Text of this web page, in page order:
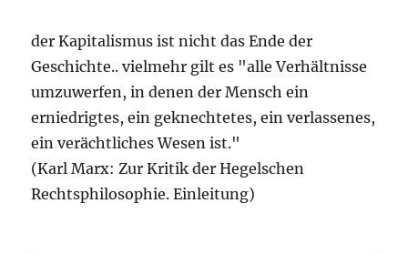
der Kapitalismus ist nicht das Ende der
Geschichte.. vielmehr gilt es "alle Verhältnisse
umzuwerfen, in denen der Mensch ein
erniedrigtes, ein geknechtetes, ein verlassenes,
ein verächtliches Wesen ist."
(Karl Marx: Zur Kritik der Hegelschen
Rechtsphilosophie. Einleitung)